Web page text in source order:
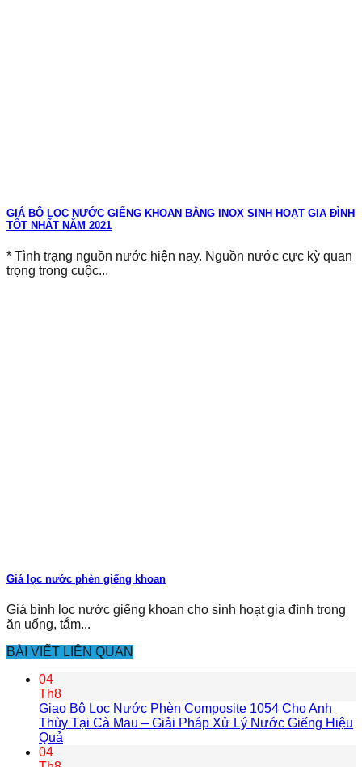
GIÁ BỘ LỌC NƯỚC GIẾNG KHOAN BẰNG INOX SINH HOẠT GIA ĐÌNH
TỐT NHẤT NĂM 2021
* Tình trạng nguồn nước hiện nay. Nguồn nước cực kỳ quan
trọng trong cuộc...
Giá lọc nước phèn giếng khoan
Giá bình lọc nước giếng khoan cho sinh hoạt gia đình trong
ăn uống, tắm...
BÀI VIẾT LIÊN QUAN
04
Th8
Giao Bộ Lọc Nước Phèn Composite 1054 Cho Anh
Thùy Tại Cà Mau – Giải Pháp Xử Lý Nước Giếng Hiệu
Quả
04